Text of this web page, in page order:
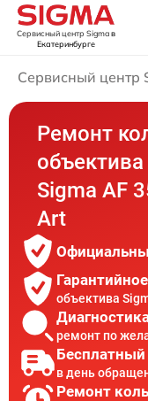
Сервисный центр Sigmaв
Екатеринбурге
Сервисный центр
Ремонт
объектива
Sigma AF
Art
объектива
ремонт по
в день
Ремонт